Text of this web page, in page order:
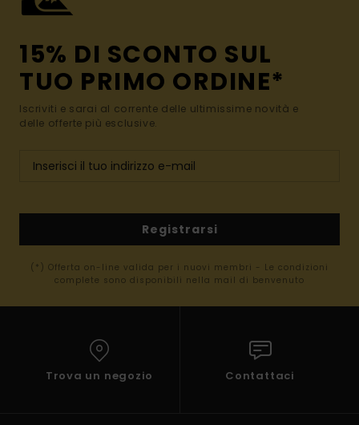
15% DI SCONTO SUL
TUO PRIMO ORDINE*
Iscriviti e sarai al corrente delle ultimissime novità e
delle offerte più esclusive.
Registrarsi
(*) Offerta on-line valida per i nuovi membri - Le condizioni
complete sono disponibili nella mail di benvenuto
Trova un negozio Contattaci